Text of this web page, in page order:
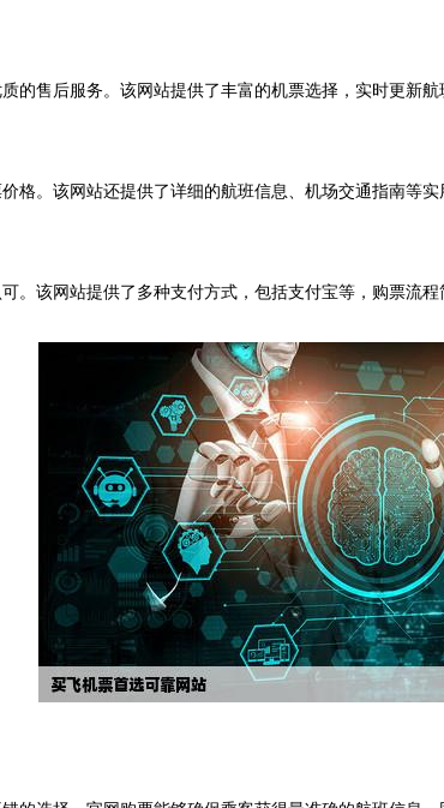
售后服务。该网站提供了丰富的机票选择，实时更新航
。该网站还提供了详细的航班信息、机场交通指南等实
该网站提供了多种支付方式，包括支付宝等，购票流程